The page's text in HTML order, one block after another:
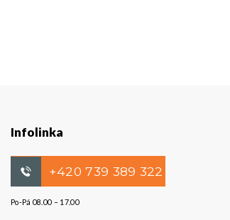
Infolinka
+420 739 389 322
Po-Pá 08.00 – 17.00